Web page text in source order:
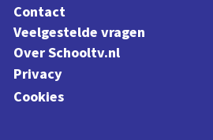
Contact
Veelgestelde vragen
Over Schooltv.nl
Privacy
Cookies